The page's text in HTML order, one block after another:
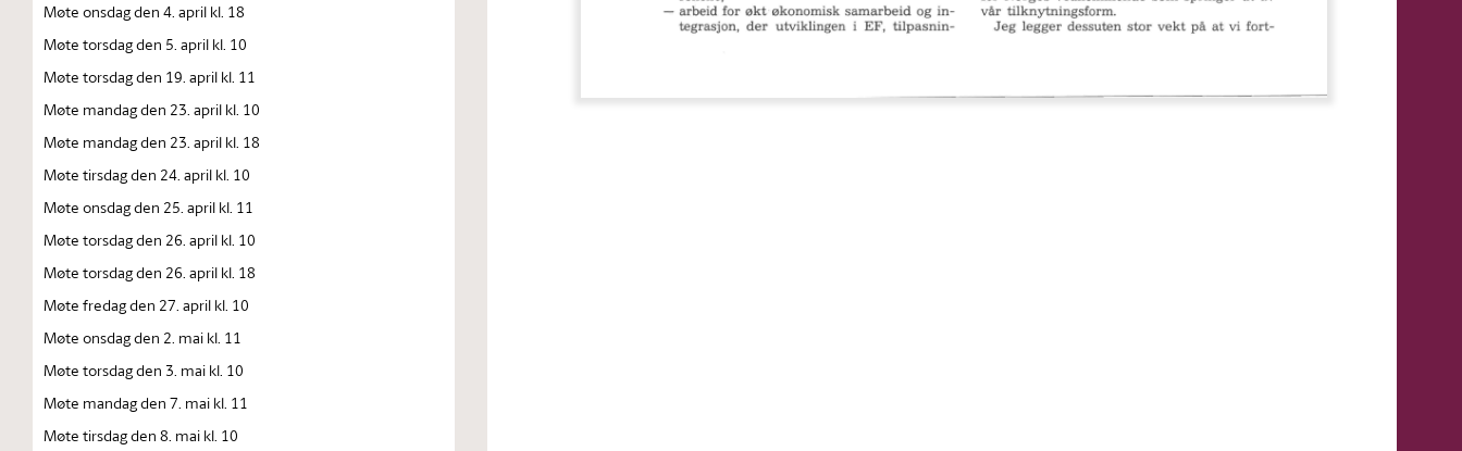
Møte onsdag den 4. april kl. 18
Møte torsdag den 5. april kl. 10
Møte torsdag den 19. april kl. 11
Møte mandag den 23. april kl. 10
Møte mandag den 23. april kl. 18
Møte tirsdag den 24. april kl. 10
Møte onsdag den 25. april kl. 11
Møte torsdag den 26. april kl. 10
Møte torsdag den 26. april kl. 18
Møte fredag den 27. april kl. 10
Møte onsdag den 2. mai kl. 11
Møte torsdag den 3. mai kl. 10
Møte mandag den 7. mai kl. 11
Møte tirsdag den 8. mai kl. 10